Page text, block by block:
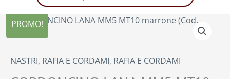
search
PROMO!
NASTRI, RAFIA E CORDAMI, RAFIA E CORDAMI